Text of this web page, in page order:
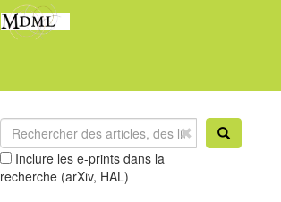
Inclure les e-prints dans la
recherche (arXiv, HAL)